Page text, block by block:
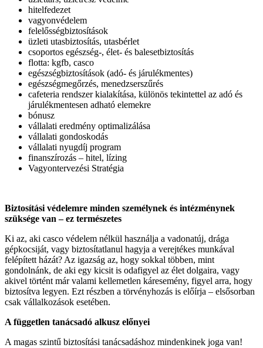
hitelfedezet
vagyonvédelem
felelősségbiztosítások
üzleti utasbiztosítás, utasbérlet
csoportos egészség-, élet- és balesetbiztosítás
flotta: kgfb, casco
egészségbiztosítások (adó- és járulékmentes)
egészségmegőrzés, menedzserszűrés
cafeteria rendszer kialakítása, különös tekintettel az adó és
járulékmentesen adható elemekre
bónusz
vállalati eredmény optimalizálása
vállalati gondoskodás
vállalati nyugdíj program
finanszírozás – hitel, lízing
Vagyontervezési Stratégia
Biztosítási védelemre minden személynek és intézménynek
szüksége van – ez természetes
Ki az, aki casco védelem nélkül használja a vadonatúj, drága
gépkocsiját, vagy biztosítatlanul hagyja a verejtékes munkával
felépített házát? Az igazság az, hogy sokkal többen, mint
gondolnánk, de aki egy kicsit is odafigyel az élet dolgaira, vagy
akivel történt már valami kellemetlen káresemény, figyel arra, hogy
biztosítva legyen. Ezt részben a törvényhozás is előírja – elsősorban
csak vállalkozások esetében.
A független tanácsadó alkusz előnyei
A magas szintű biztosítási tanácsadáshoz mindenkinek joga van!